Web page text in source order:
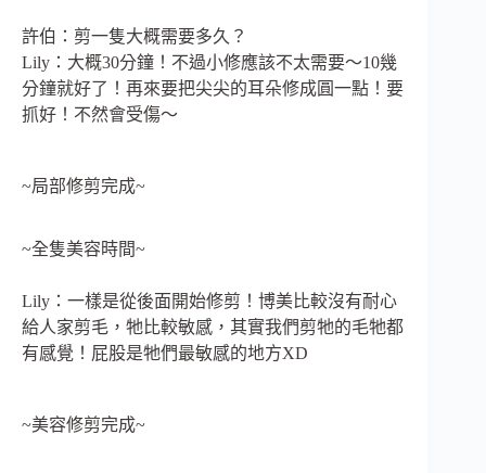
許伯：剪一隻大概需要多久？
Lily：大概30分鐘！不過小修應該不太需要～10幾
分鐘就好了！再來要把尖尖的耳朵修成圓一點！要
抓好！不然會受傷～
~局部修剪完成~
~全隻美容時間~
Lily：一樣是從後面開始修剪！博美比較沒有耐心
給人家剪毛，牠比較敏感，其實我們剪牠的毛牠都
有感覺！屁股是牠們最敏感的地方XD
~美容修剪完成~